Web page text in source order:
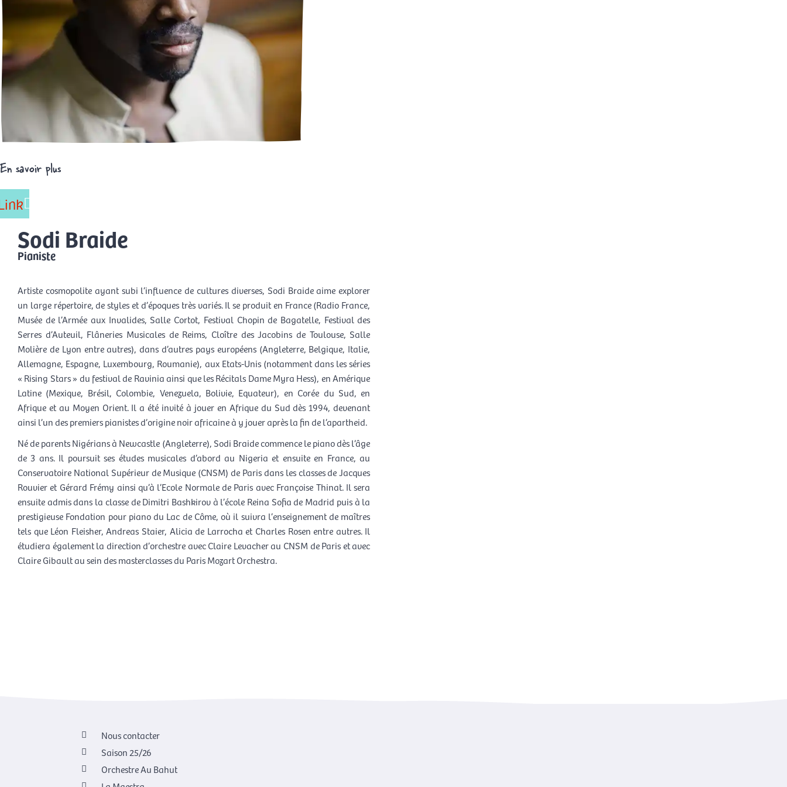
En savoir plus
Sodi Braide
Pianiste
Artiste cosmopolite ayant subi l’influence de cultures diverses, Sodi Braide aime explorer
un large répertoire, de styles et d’époques très variés. Il se produit en France (Radio France,
Musée de l’Armée aux Invalides, Salle Cortot, Festival Chopin de Bagatelle, Festival des
Serres d’Auteuil, Flâneries Musicales de Reims, Cloître des Jacobins de Toulouse, Salle
Molière de Lyon entre autres), dans d’autres pays européens (Angleterre, Belgique, Italie,
Allemagne, Espagne, Luxembourg, Roumanie), aux Etats-Unis (notamment dans les séries
« Rising Stars » du festival de Ravinia ainsi que les Récitals Dame Myra Hess), en Amérique
Latine (Mexique, Brésil, Colombie, Venezuela, Bolivie, Equateur), en Corée du Sud, en
Afrique et au Moyen Orient. Il a été invité à jouer en Afrique du Sud dès 1994, devenant
ainsi l’un des premiers pianistes d’origine noir africaine à y jouer après la fin de l’apartheid.
Né de parents Nigérians à Newcastle (Angleterre), Sodi Braide commence le piano dès l’âge
de 3 ans. Il poursuit ses études musicales d’abord au Nigeria et ensuite en France, au
Conservatoire National Supérieur de Musique (CNSM) de Paris dans les classes de Jacques
Rouvier et Gérard Frémy ainsi qu’à l’Ecole Normale de Paris avec Françoise Thinat. Il sera
ensuite admis dans la classe de Dimitri Bashkirov à l’école Reina Sofia de Madrid puis à la
prestigieuse Fondation pour piano du Lac de Côme, où il suivra l’enseignement de maîtres
tels que Léon Fleisher, Andreas Staier, Alicia de Larrocha et Charles Rosen entre autres. Il
étudiera également la direction d’orchestre avec Claire Levacher au CNSM de Paris et avec
Claire Gibault au sein des masterclasses du Paris Mozart Orchestra.
Nous contacter
Saison 25/26
Orchestre Au Bahut